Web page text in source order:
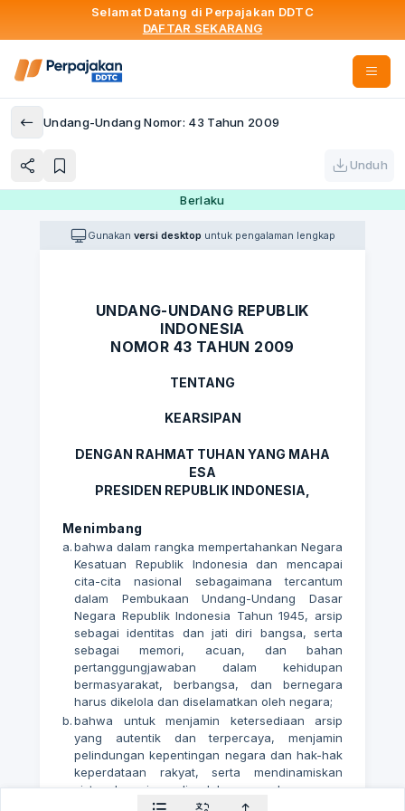
Selamat Datang di Perpajakan DDTC
DAFTAR SEKARANG
Undang-Undang Nomor: 43 Tahun 2009
Unduh
Berlaku
Gunakan versi desktop untuk pengalaman lengkap
UNDANG-UNDANG REPUBLIK
INDONESIA
NOMOR 43 TAHUN 2009
TENTANG
KEARSIPAN
DENGAN RAHMAT TUHAN YANG MAHA
ESA
PRESIDEN REPUBLIK INDONESIA,
Menimbang
a.bahwa dalam rangka mempertahankan Negara
Kesatuan Republik Indonesia dan mencapai
cita-cita nasional sebagaimana tercantum
dalam Pembukaan Undang-Undang Dasar
Negara Republik Indonesia Tahun 1945, arsip
sebagai identitas dan jati diri bangsa, serta
sebagai memori, acuan, dan bahan
pertanggungjawaban dalam kehidupan
bermasyarakat, berbangsa, dan bernegara
harus dikelola dan diselamatkan oleh negara;
b.bahwa untuk menjamin ketersediaan arsip
yang autentik dan terpercaya, menjamin
pelindungan kepentingan negara dan hak-hak
keperdataan rakyat, serta mendinamiskan
sistem kearsipan, diperlukan penyelenggaraan
kearsipan yang sesuai dengan prinsip, kaidah,